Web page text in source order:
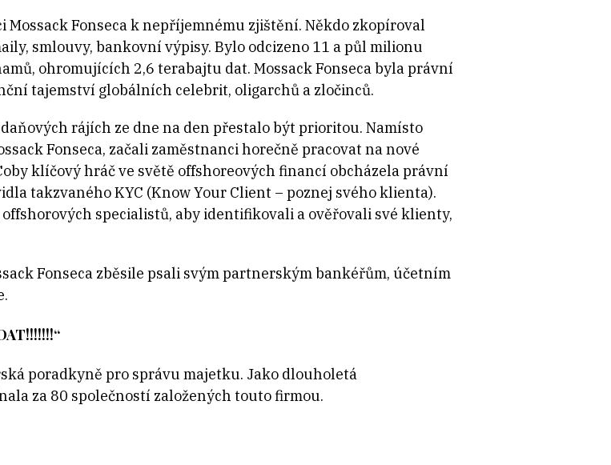
Mossack Fonseca k nepříjemnému zjištění. Někdo zkopíroval
smlouvy, bankovní výpisy. Bylo odcizeno 11 a půl milionu
ohromujících 2,6 terabajtu dat. Mossack Fonseca byla právní
tajemství globálních celebrit, oligarchů a zločinců.
rájích ze dne na den přestalo být prioritou. Namísto
Fonseca, začali zaměstnanci horečně pracovat na nové
klíčový hráč ve světě offshoreových financí obcházela právní
takzvaného KYC (Know Your Client – poznej svého klienta).
specialistů, aby identifikovali a ověřovali své klienty,
Fonseca zběsile psali svým partnerským bankéřům, účetním
poradkyně pro správu majetku. Jako dlouholetá
za 80 společností založených touto firmou.